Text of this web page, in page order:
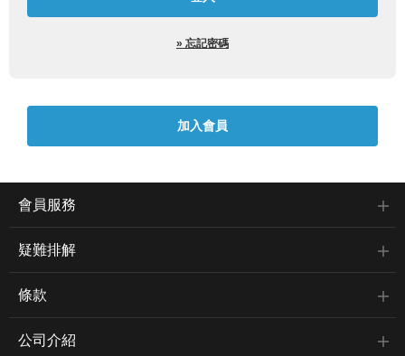
» 忘記密碼
會員服務
疑難排解
條款
公司介紹